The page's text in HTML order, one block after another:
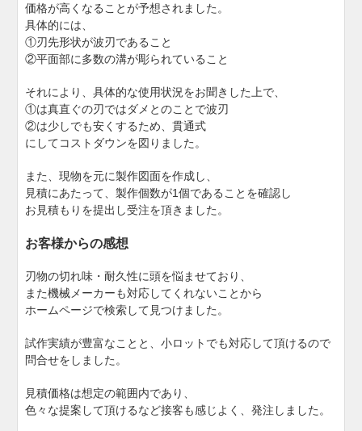
価格が高くなることが予想されました。
具体的には、
①刃先形状が波刃であること
②平面部に多数の溝が彫られていること
それにより、具体的な使用状況をお聞きした上で、
①は真直ぐの刃ではダメとのことで波刃
②は少しでも安くするため、貫通式
にしてコストダウンを図りました。
また、現物を元に製作図面を作成し、
見積にあたって、製作個数が1個であることを確認し
お見積もりを提出し受注を頂きました。
お客様からの感想
刃物の切れ味・耐久性に頭を悩ませており、
また機械メーカーも対応してくれないことから
ホームページで検索して見つけました。
試作実績が豊富なことと、小ロットでも対応して頂けるので
問合せをしました。
見積価格は想定の範囲内であり、
色々な提案して頂けるなど接客も感じよく、発注しました。